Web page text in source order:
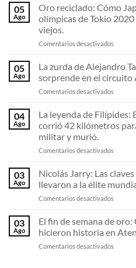
05
Ago
Oro reciclado: Cómo
olímpicas de Tokio
viejos.
Comentarios desactivados
Cómo
Japón
fabricó
las
olímpicas
Tokio
usando
viejos.
05
Ago
La zurda de Alejandro
sorprende en el circuito
Comentarios desactivados
zurda
de
Análisis
golpe
en
circuito
ATP.
04
Ago
La leyenda de Filípides:
corrió 42 kilómetros
militar y murió.
Comentarios desactivados
leyenda
de
El
griego
que
42
03
Ago
Nicolás Jarry: Las
llevaron a la élite
Comentarios desactivados
Las
claves
del
03
Ago
El fin de semana de
hicieron historia en
Comentarios desactivados